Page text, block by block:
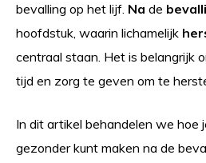
bevalling op het lijf. Na de
hoofdstuk, waarin lichamelijk
centraal staan. Het is belangrijk
tijd en zorg te geven om te
In dit artikel behandelen we hoe
gezonder kunt maken na de